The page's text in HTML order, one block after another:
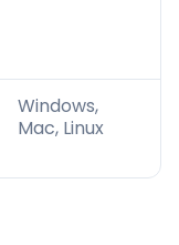
Windows,
Mac, Linux